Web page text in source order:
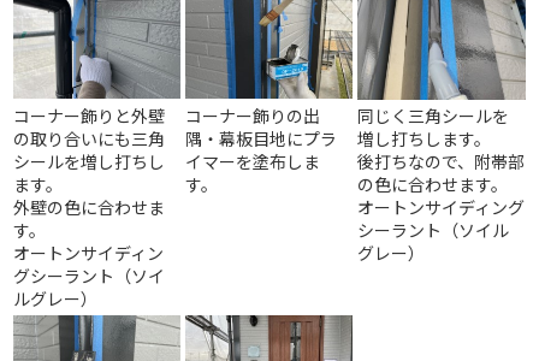
コーナー飾りと外壁
の取り合いにも三角
シールを増し打ちし
ます。
外壁の色に合わせま
す。
オートンサイディン
グシーラント（ソイ
ルグレー）
コーナー飾りの出
隅・幕板目地にプラ
イマーを塗布しま
す。
同じく三角シールを
増し打ちします。
後打ちなので、附帯部
の色に合わせます。
オートンサイディング
シーラント（ソイル
グレー）